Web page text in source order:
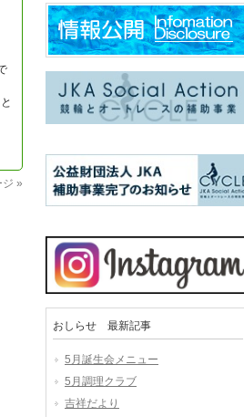
ジ »
おしらせ 最新記事
5月誕生会メニュー
5月調理クラブ
吉祥だより